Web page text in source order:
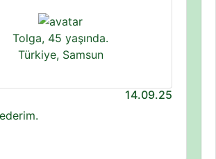
Tolga, 45 yaşında.
Türkiye, Samsun
14.09.25